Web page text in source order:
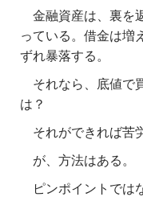
金融資産は、裏を
っている。借金は増
ずれ暴落する。
それなら、底値で
は？
それができれば苦
が、方法はある。
ピンポイントでは